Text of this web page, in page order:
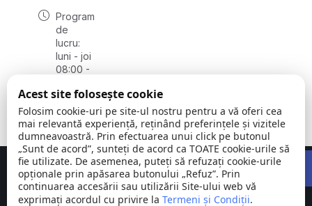
Program
de
lucru:
luni - joi
08:00 -
vineri
08:00 -
14:00
Comuna © Toate
Concept realizat deBig Media Relații Publice SRL
Acest site folosește cookie
Folosim cookie-uri pe site-ul nostru pentru a vă oferi cea
mai relevantă experiență, reținând preferințele și vizitele
dumneavoastră. Prin efectuarea unui click pe butonul
„Sunt de acord”, sunteți de acord ca TOATE cookie-urile să
fie utilizate. De asemenea, puteți să refuzați cookie-urile
opționale prin apăsarea butonului „Refuz”. Prin
continuarea accesării sau utilizării Site-ului web vă
exprimați acordul cu privire la Termeni și Condiții.